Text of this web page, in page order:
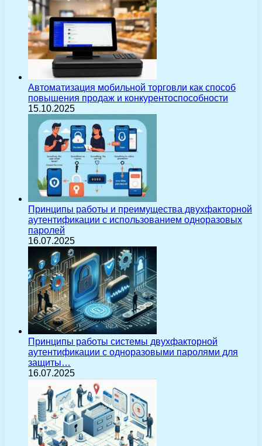
Автоматизация мобильной торговли как способ
повышения продаж и конкурентоспособности
15.10.2025
Принципы работы и преимущества двухфакторной
аутентификации с использованием одноразовых
паролей
16.07.2025
Принципы работы системы двухфакторной
аутентификации с одноразовыми паролями для
защиты…
16.07.2025